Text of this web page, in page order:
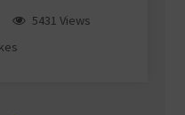
5431 Views